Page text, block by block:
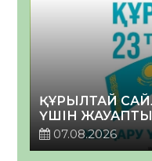
ҚҰРЫЛТАЙ
ҮШІН
07.08.2026